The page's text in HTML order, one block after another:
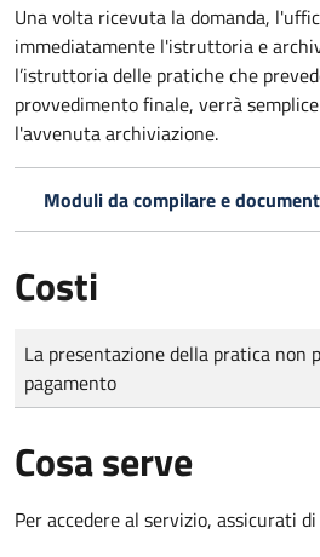
Una volta ricevuta la domanda,
immediatamente l'istruttoria e
l’istruttoria delle pratiche che
provvedimento finale, verrà
l'avvenuta archiviazione.
Moduli da compilare e
Costi
Tipo di pagamento
Importo
La presentazione della pratica non
pagamento
Cosa serve
Per accedere al servizio, assicurati